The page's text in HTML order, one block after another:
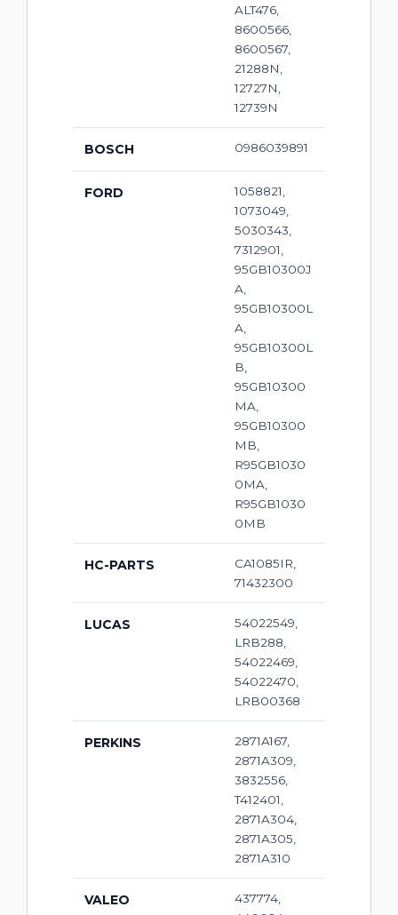
ALT476,
8600566,
8600567,
21288N,
12727N,
12739N
BOSCH 0986039891
FORD
1058821,
1073049,
5030343,
7312901,
95GB10300J
A,
95GB10300L
A,
95GB10300L
B,
95GB10300
MA,
95GB10300
MB,
R95GB1030
0MA,
R95GB1030
0MB
HC-PARTS
CA1085IR,
71432300
LUCAS
54022549,
LRB288,
54022469,
54022470,
LRB00368
PERKINS
2871A167,
2871A309,
3832556,
T412401,
2871A304,
2871A305,
2871A310
VALEO
437774,